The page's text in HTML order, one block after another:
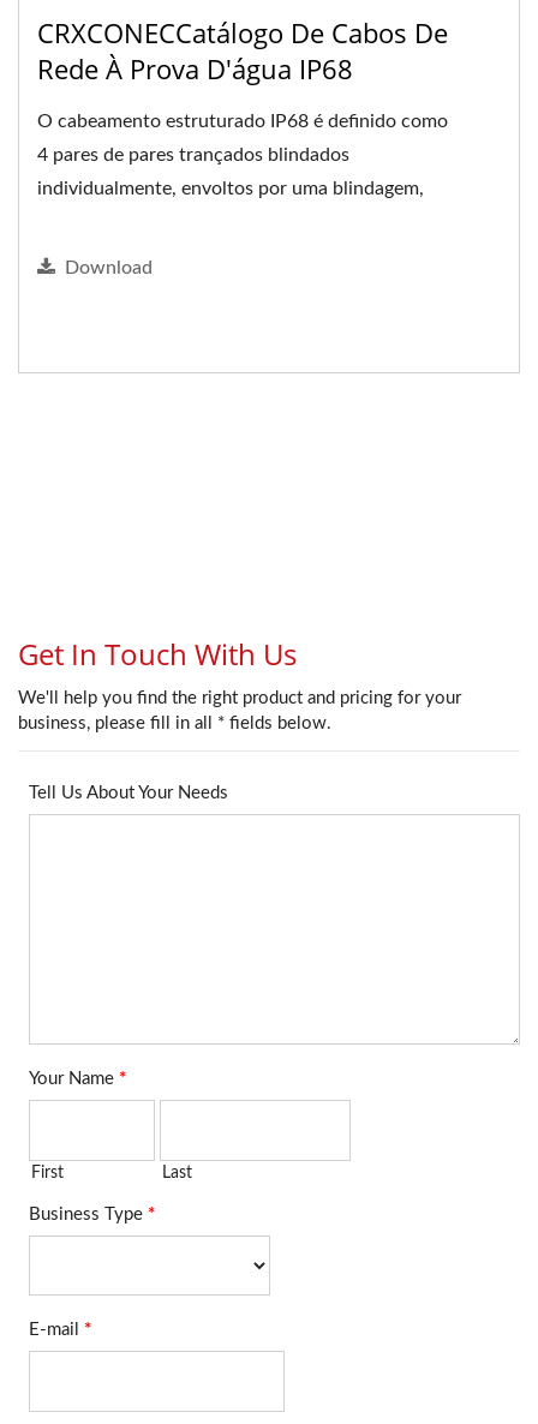
CRXCONECCatálogo De Cabos De
Rede À Prova D'água IP68
O cabeamento estruturado IP68 é definido como
4 pares de pares trançados blindados
individualmente, envoltos por uma blindagem,
Download